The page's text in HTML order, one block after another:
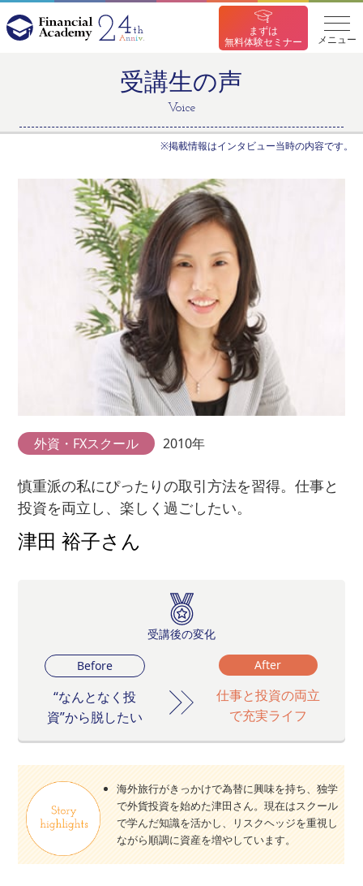
まずは
無料体験セミナー
メニュー
受講生の声
Voice
※掲載情報はインタビュー当時の内容です。
外資・FXスクール 2010年
慎重派の私にぴったりの取引方法を習得。仕事と
投資を両立し、楽しく過ごしたい。
津田 裕子さん
受講後の変化
Before
“なんとなく投
資”から脱したい
After
仕事と投資の両立
で充実ライフ
海外旅行がきっかけで為替に興味を持ち、独学
で外貨投資を始めた津田さん。現在はスクール
で学んだ知識を活かし、リスクヘッジを重視し
ながら順調に資産を増やしています。